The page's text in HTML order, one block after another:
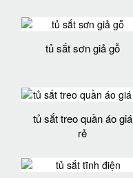
tủ sắt sơn giả gỗ
tủ sắt treo quần áo giá
rẻ